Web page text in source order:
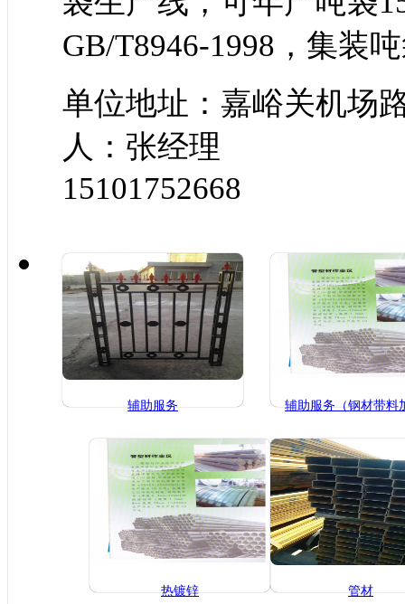
GB/T8946-1998，集装
单位地址：嘉
人：张经
15101752668
辅助服务 辅助服务（钢材带料
热镀锌 管材